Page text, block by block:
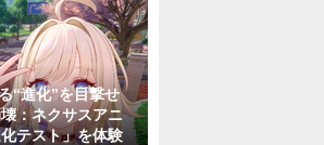
“進化”を目撃せ
：ネクサスアニ
テスト」を体験